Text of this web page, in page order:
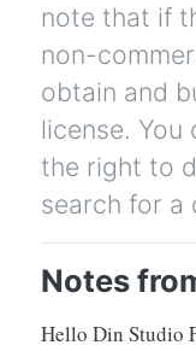
note that if
non-
obtain and
license.
the right to
search for a
Notes
Hello Din Studio